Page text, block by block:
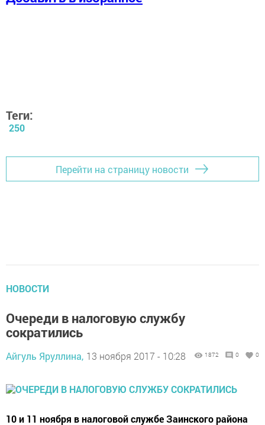
Теги:
250
Перейти на страницу новости
НОВОСТИ
Очереди в налоговую службу
сократились
Айгуль Яруллина, 13 ноября 2017 - 10:28 1872 0 0
10 и 11 ноября в налоговой службе Заинского района